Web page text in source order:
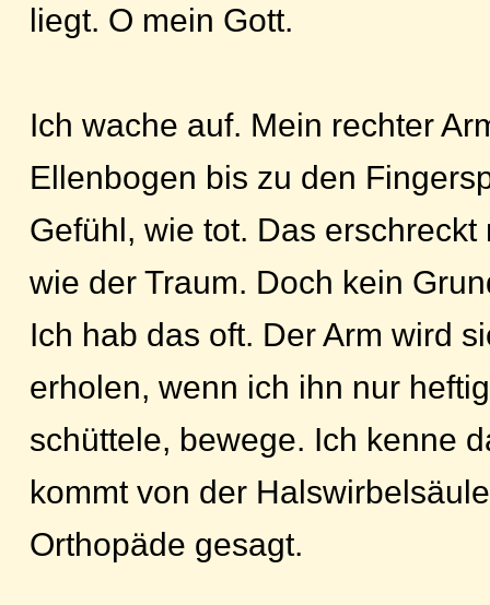
liegt. O mein Gott.
Ich wache auf. Mein rechter
Ellenbogen bis zu den
Gefühl, wie tot. Das
wie der Traum. Doch kein
Ich hab das oft. Der Arm wird
erholen, wenn ich ihn nur
schüttele, bewege. Ich kenne
kommt von der
Orthopäde gesagt.